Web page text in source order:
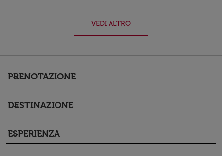
VEDI ALTRO
PRENOTAZIONE
keyboard_arrow_down
DESTINAZIONE
keyboard_arrow_down
ESPERIENZA
keyboard_arrow_down